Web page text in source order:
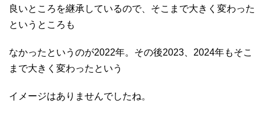
良いところを継承しているので、そこまで大きく変わった
というところも
なかったというのが2022年。その後2023、2024年もそこ
まで大きく変わったという
イメージはありませんでしたね。